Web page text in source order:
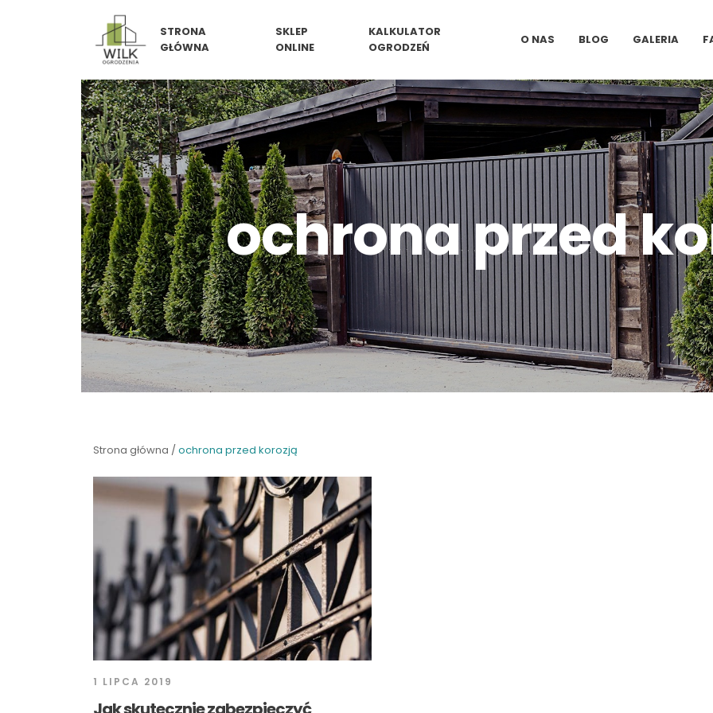
STRONA
GŁÓWNA
SKLEP
ONLINE
KALKULATOR
OGRODZEŃ
O NAS BLOG GALERIA
ochrona przed
Strona główna /ochrona przed korozją
1 LIPCA 2019